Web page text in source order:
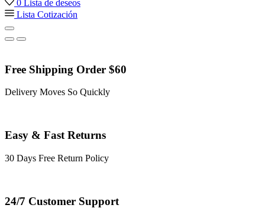
0 Lista de deseos
Lista Cotización
Free Shipping Order $60
Delivery Moves So Quickly
Easy & Fast Returns
30 Days Free Return Policy
24/7 Customer Support